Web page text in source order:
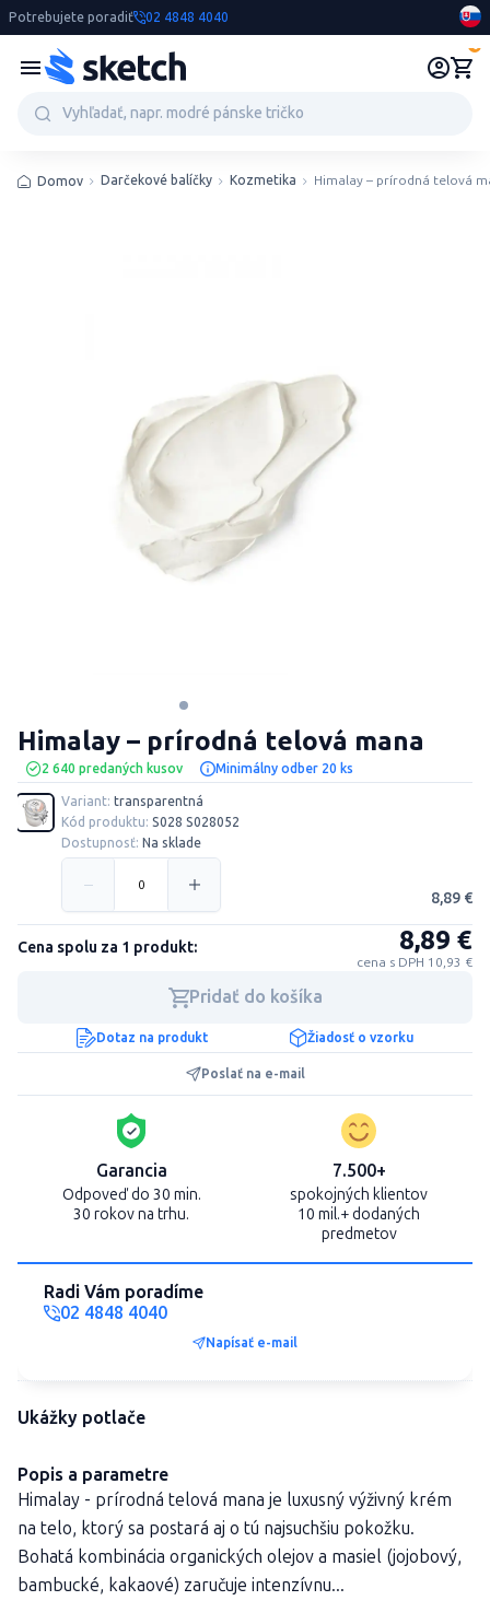
Potrebujete poradiť 02 4848 4040
Domov Darčekové balíčky Kozmetika Himalay – prírodná telová
2 640 predaných kusov Minimálny odber 20 ks
Himalay – prírodná telová mana
Variant: transparentná
Kód produktu: S028 S028052
Dostupnosť: Na sklade
8,89 €
Cena spolu za 1 produkt: 8,89 €
cena s DPH 10,93 €
Pridať do košíka
Dotaz na produkt Žiadosť o vzorku
Poslať na e-mail
Garancia
Odpoveď do 30 min.
30 rokov na trhu.
7.500+
spokojných klientov
10 mil.+ dodaných
predmetov
Radi Vám poradíme
02 4848 4040
Napísať e-mail
Ukážky potlače
Popis a parametre
Himalay - prírodná telová mana je luxusný výživný krém
na telo, ktorý sa postará aj o tú najsuchšiu pokožku.
Bohatá kombinácia organických olejov a masiel (jojobový,
bambucké, kakaové) zaručuje intenzívnu...